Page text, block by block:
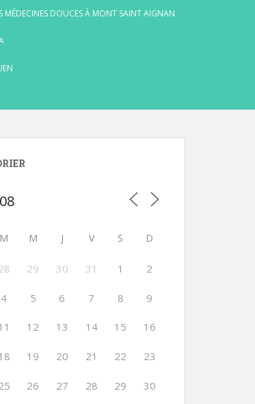
MÉDECINES DOUCES À MONT SAINT AIGNAN
M M J V S D
29 30 31 1 2
4 5 6 7 8 9
12 13 14 15 16
19 20 21 22 23
26 27 28 29 30